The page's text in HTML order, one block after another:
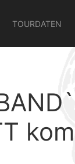
TOURDATEN